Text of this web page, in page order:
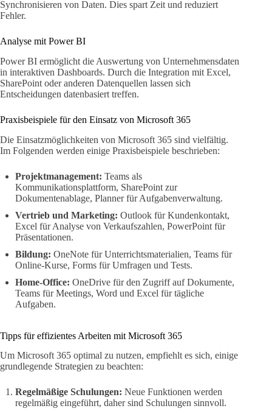
Synchronisieren von Daten. Dies spart Zeit und reduziert
Fehler.
Analyse mit Power BI
Power BI ermöglicht die Auswertung von Unternehmensdaten
in interaktiven Dashboards. Durch die Integration mit Excel,
SharePoint oder anderen Datenquellen lassen sich
Entscheidungen datenbasiert treffen.
Praxisbeispiele für den Einsatz von Microsoft 365
Die Einsatzmöglichkeiten von Microsoft 365 sind vielfältig.
Im Folgenden werden einige Praxisbeispiele beschrieben:
Projektmanagement: Teams als
Kommunikationsplattform, SharePoint zur
Dokumentenablage, Planner für Aufgabenverwaltung.
Vertrieb und Marketing: Outlook für Kundenkontakt,
Excel für Analyse von Verkaufszahlen, PowerPoint für
Präsentationen.
Bildung: OneNote für Unterrichtsmaterialien, Teams für
Online-Kurse, Forms für Umfragen und Tests.
Home-Office: OneDrive für den Zugriff auf Dokumente,
Teams für Meetings, Word und Excel für tägliche
Aufgaben.
Tipps für effizientes Arbeiten mit Microsoft 365
Um Microsoft 365 optimal zu nutzen, empfiehlt es sich, einige
grundlegende Strategien zu beachten:
Regelmäßige Schulungen: Neue Funktionen werden
regelmäßig eingeführt, daher sind Schulungen sinnvoll.